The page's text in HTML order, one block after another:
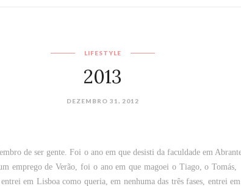
LIFESTYLE
2013
DEZEMBRO 31, 2012
de ser gente. Foi o ano em que desisti da faculdade em
emprego de Verão, foi o ano em que magoei o Tiago, o
em Lisboa como queria, em nenhuma das três fases, entrei